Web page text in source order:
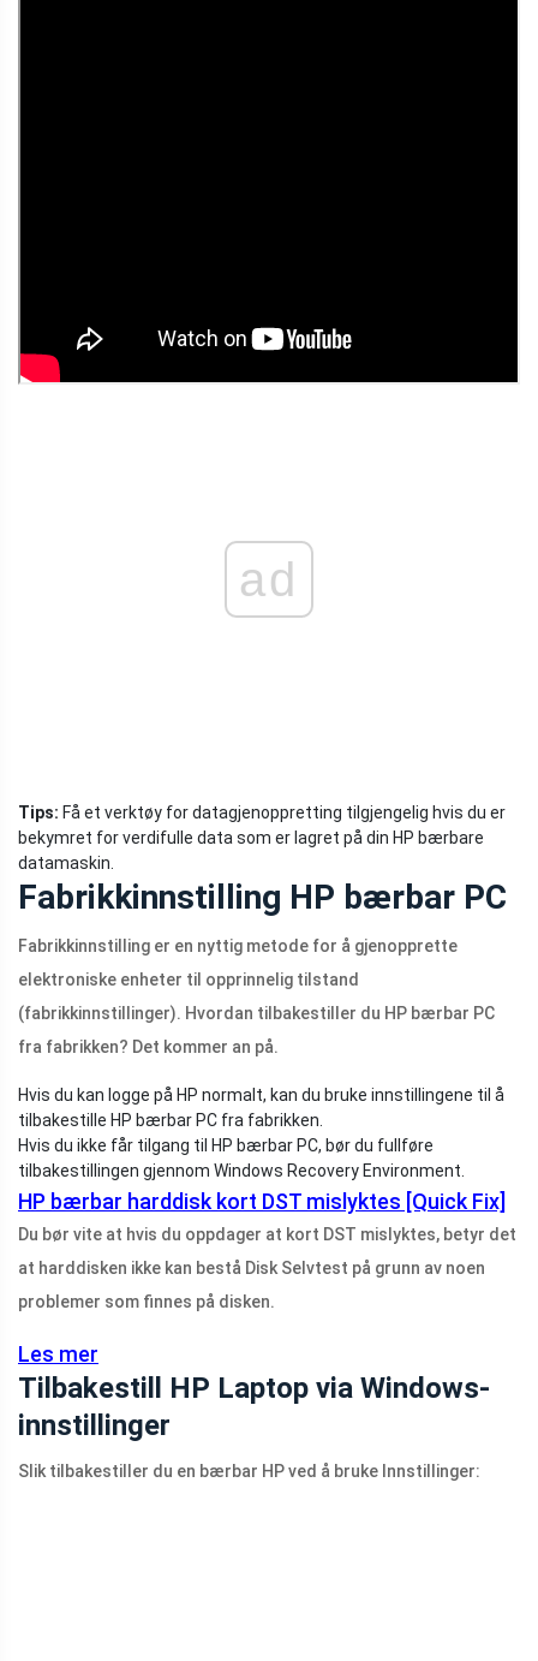
ad
Tips: Få et verktøy for datagjenoppretting tilgjengelig hvis du er
bekymret for verdifulle data som er lagret på din HP bærbare
datamaskin.
Fabrikkinnstilling HP bærbar PC
Fabrikkinnstilling er en nyttig metode for å gjenopprette
elektroniske enheter til opprinnelig tilstand
(fabrikkinnstillinger). Hvordan tilbakestiller du HP bærbar PC
fra fabrikken? Det kommer an på.
Hvis du kan logge på HP normalt, kan du bruke innstillingene til å
tilbakestille HP bærbar PC fra fabrikken.
Hvis du ikke får tilgang til HP bærbar PC, bør du fullføre
tilbakestillingen gjennom Windows Recovery Environment.
HP bærbar harddisk kort DST mislyktes [Quick Fix]
Du bør vite at hvis du oppdager at kort DST mislyktes, betyr det
at harddisken ikke kan bestå Disk Selvtest på grunn av noen
problemer som finnes på disken.
Les mer
Tilbakestill HP Laptop via Windows-
innstillinger
Slik tilbakestiller du en bærbar HP ved å bruke Innstillinger: